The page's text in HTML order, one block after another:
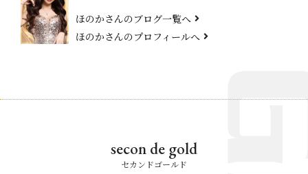
ほのかさんのブログ一覧へ
ほのかさんのプロフィールへ
secon de gold
セカンドゴールド